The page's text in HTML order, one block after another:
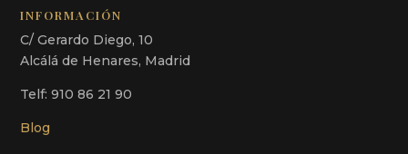
INFORMACIÓN
C/ Gerardo Diego, 10
Alcálá de Henares, Madrid
Telf: 910 86 21 90
Blog